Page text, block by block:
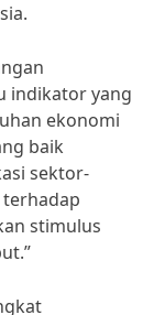
indikator yang
ekonomi
baik
sektor-
stimulus